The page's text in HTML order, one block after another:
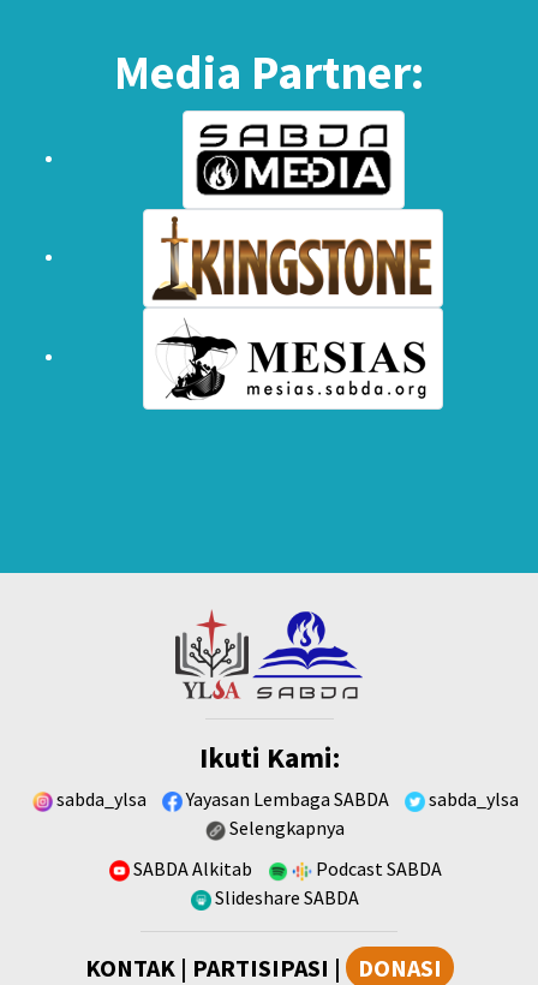
Media Partner:
Ikuti Kami:
sabda_ylsa Yayasan Lembaga SABDA
sabda_ylsa
Selengkapnya
SABDA Alkitab
Podcast SABDA
Slideshare SABDA
KONTAK| PARTISIPASI | DONASI